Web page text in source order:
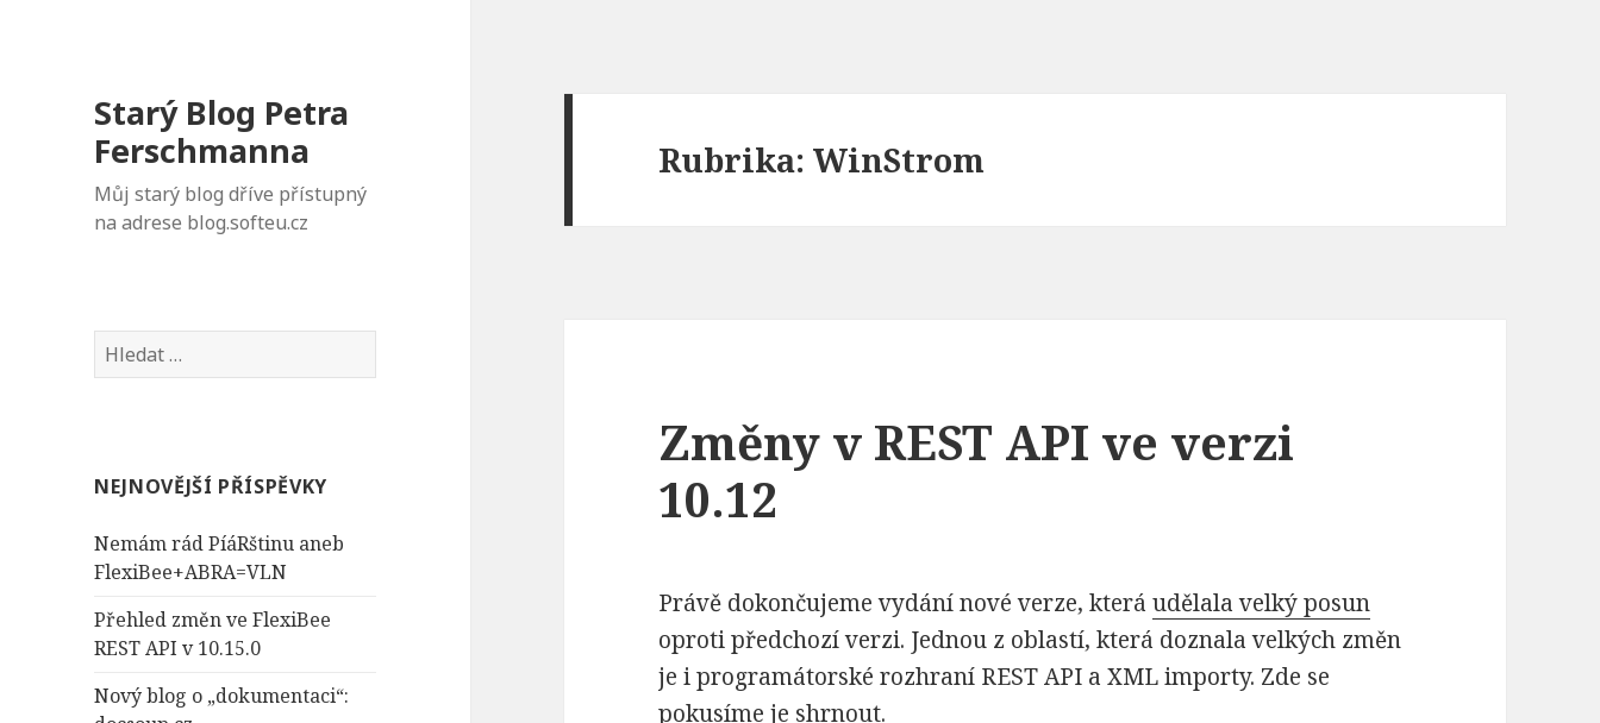
Starý Blog Petra
Ferschmanna
Můj starý blog dříve přístupný
na adrese blog.softeu.cz
Vyhledávání
NEJNOVĚJŠÍ PŘÍSPĚVKY
Nemám rád PíáRštinu aneb
FlexiBee+ABRA=VLN
Přehled změn ve FlexiBee
REST API v 10.15.0
Nový blog o „dokumentaci“:
Rubrika:WinStrom
Změny v REST API ve verzi
10.12
Právě dokončujeme vydání nové verze, kteráudělala velký posun
oproti předchozí verzi. Jednou z oblastí, která doznala velkých změn
je i programátorské rozhraní REST API a XML importy. Zde se
pokusíme je shrnout.